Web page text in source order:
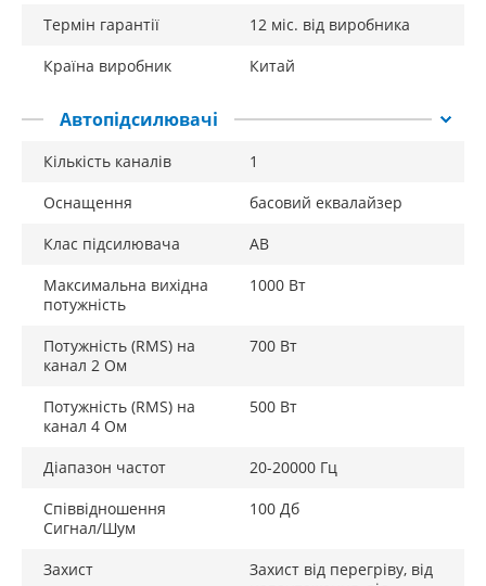
Термін гарантії
12 міс. від виробника
Країна виробник
Китай
Автопідсилювачі
Кількість каналів
1
Оснащення
басовий еквалайзер
Клас підсилювача
AB
Максимальна вихідна
потужність
1000 Вт
Потужність (RMS) на
канал 2 Ом
700 Вт
Потужність (RMS) на
канал 4 Ом
500 Вт
Діапазон частот
20-20000 Гц
Співвідношення
Сигнал/Шум
100 Дб
Захист
Захист від перегріву, від